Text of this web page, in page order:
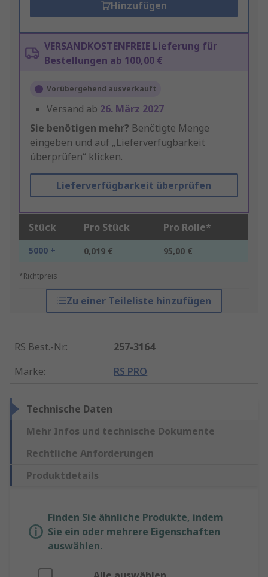
Hinzufügen
VERSANDKOSTENFREIE Lieferung für
Bestellungen ab 100,00 €
Vorübergehend ausverkauft
Versand ab 26. März 2027
Sie benötigen mehr? Benötigte Menge
eingeben und auf „Lieferverfügbarkeit
überprüfen“ klicken.
Lieferverfügbarkeit überprüfen
Stück Pro Stück Pro Rolle*
5000 + 0,019 € 95,00 €
*Richtpreis
Zu einer Teileliste hinzufügen
RS Best.-Nr.:
257-3164
Marke: RS PRO
Technische Daten
Mehr Infos und technische Dokumente
Rechtliche Anforderungen
Produktdetails
Finden Sie ähnliche Produkte, indem
Sie ein oder mehrere Eigenschaften
auswählen.